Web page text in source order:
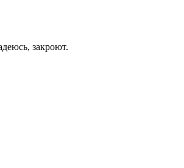
закроют.